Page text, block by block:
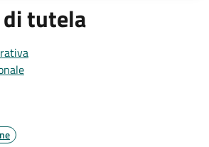
tutela